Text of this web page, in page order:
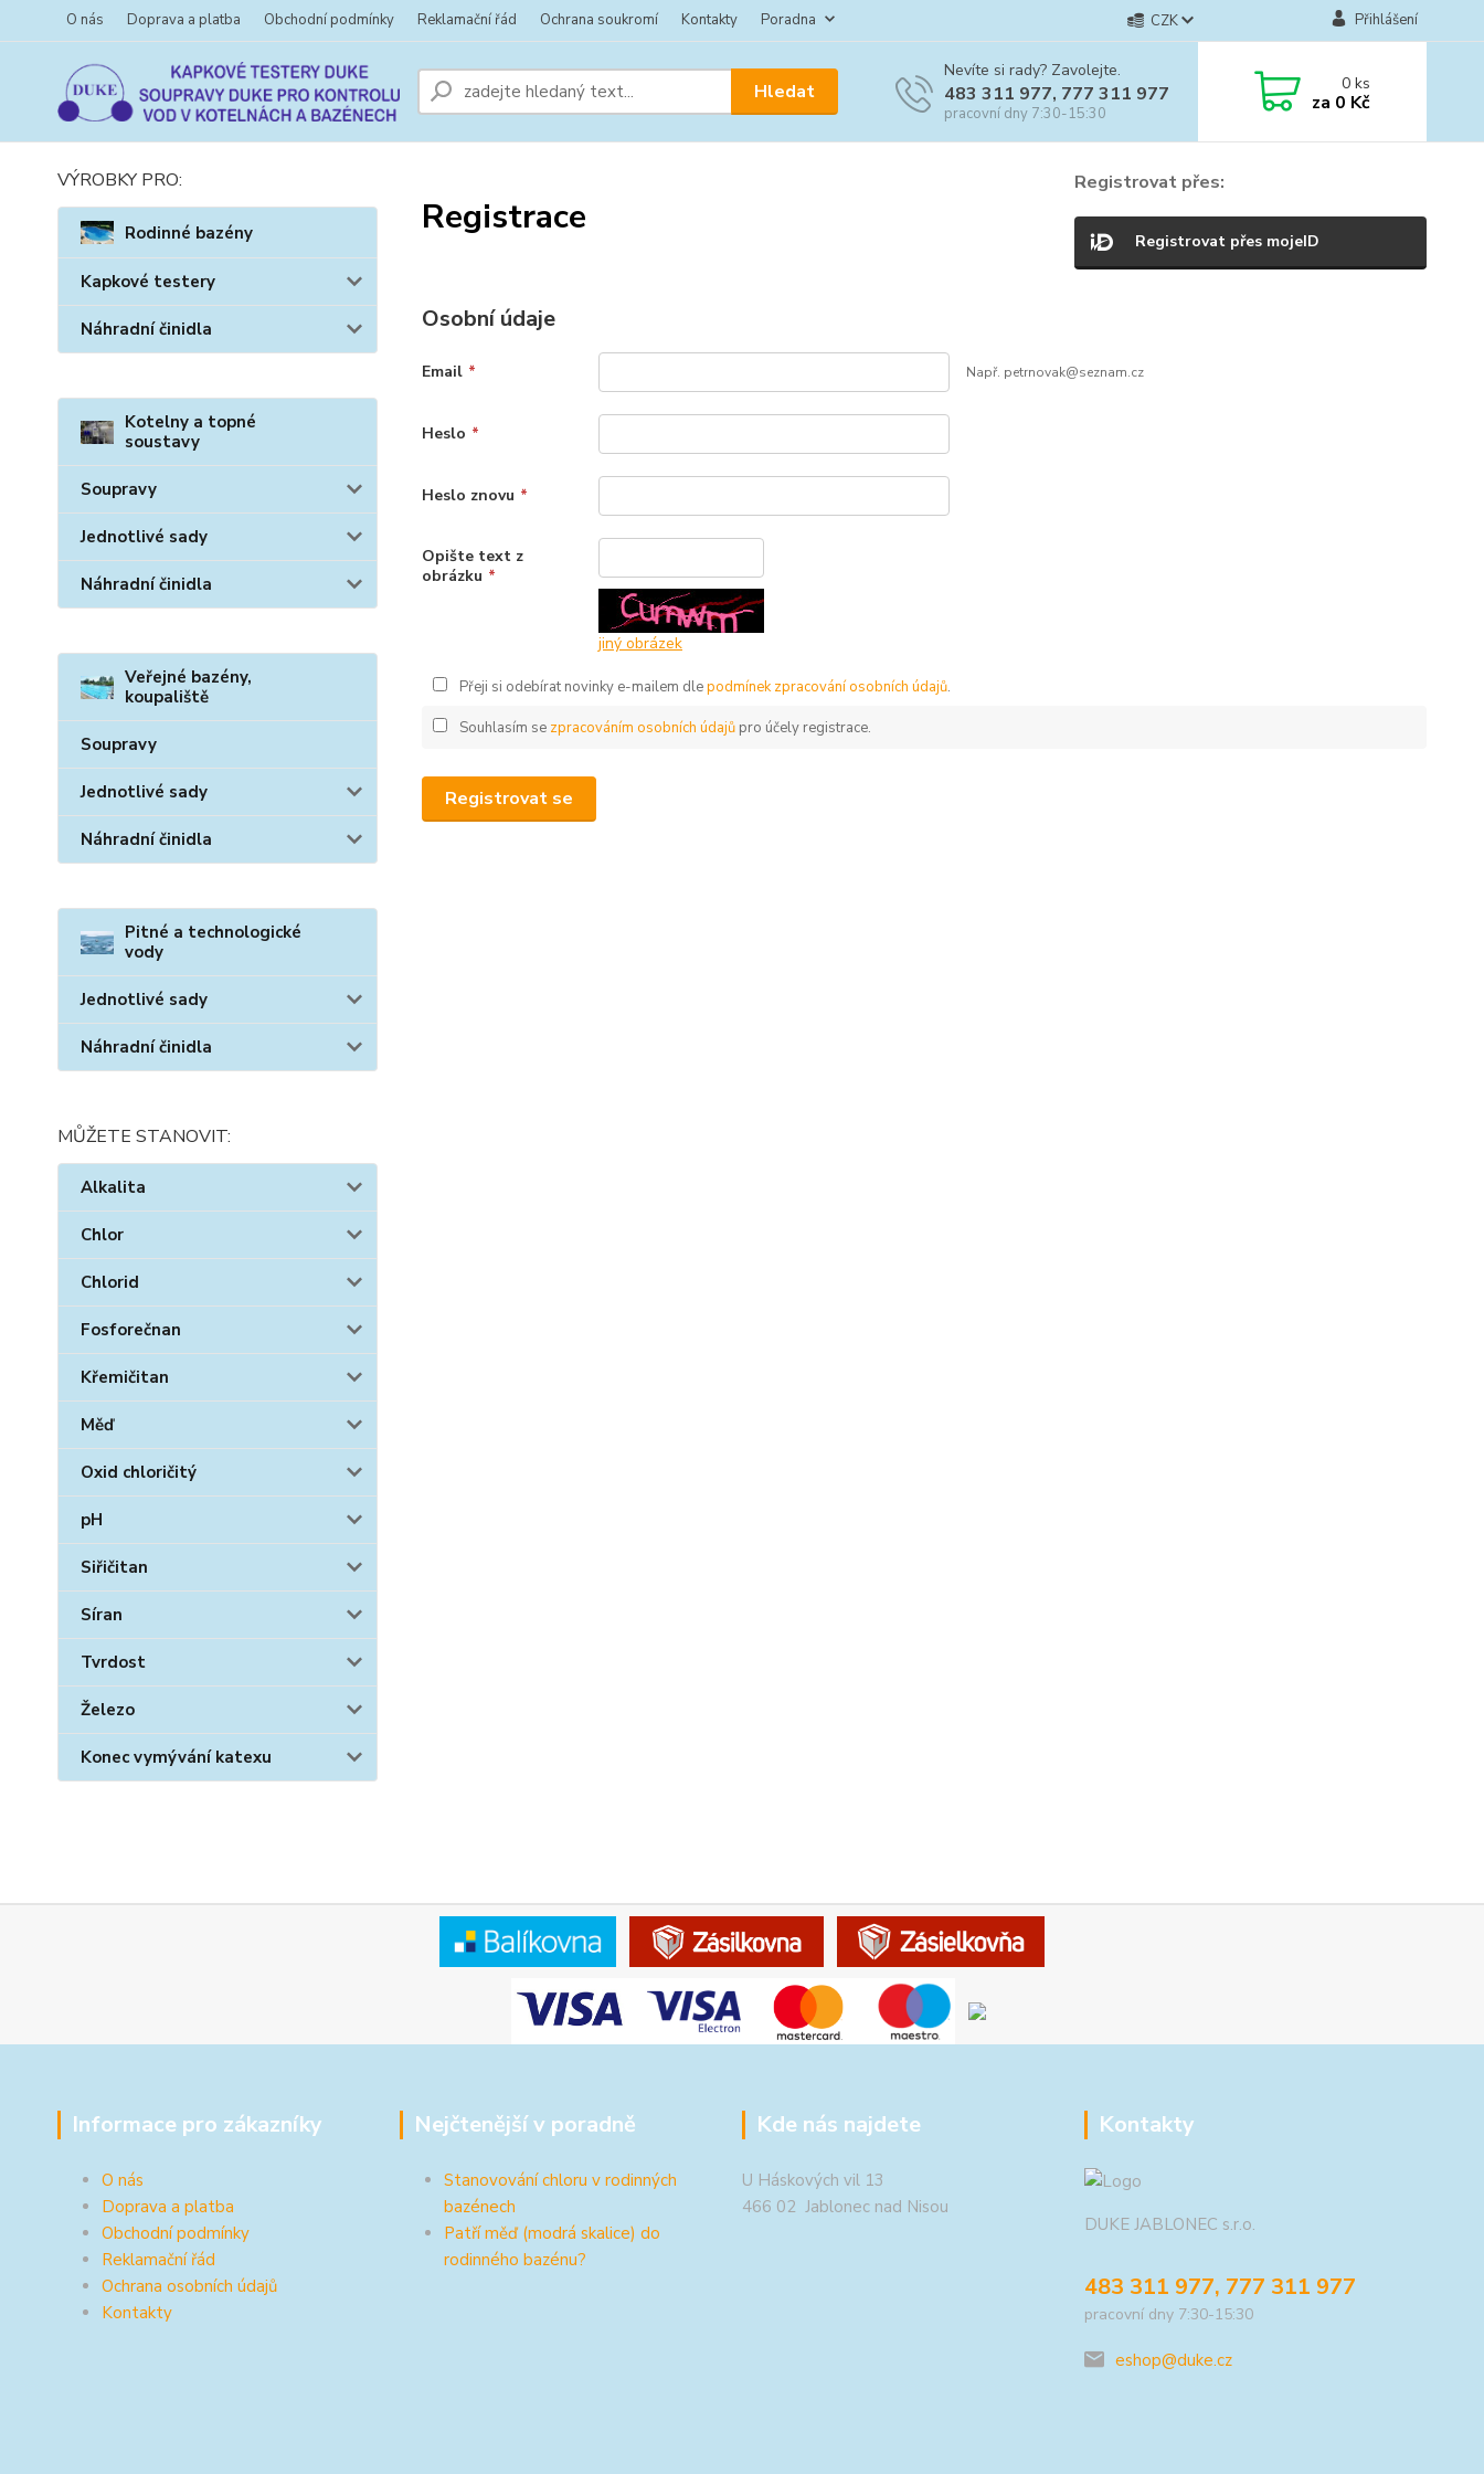
O nás Doprava a platba Obchodní podmínky Reklamační řád Ochrana soukromí Kontakty Poradna CZK Přihlášení
Hledat
Nevíte si rady? Zavolejte.
483 311 977, 777 311 977
pracovní dny 7:30-15:30
0ks
za 0 Kč
VÝROBKY PRO:
Rodinné bazény
Kapkové testery
Náhradní činidla
Kotelny a topné
soustavy
Soupravy
Jednotlivé sady
Náhradní činidla
Veřejné bazény,
koupaliště
Soupravy
Jednotlivé sady
Náhradní činidla
Pitné a technologické
vody
Jednotlivé sady
Náhradní činidla
MŮŽETE STANOVIT:
Alkalita
Chlor
Chlorid
Fosforečnan
Křemičitan
Měď
Oxid chloričitý
pH
Siřičitan
Síran
Tvrdost
Železo
Konec vymývání katexu
Registrace
Registrovat přes:
Registrovat přes mojeID
Osobní údaje
Email * Např. petrnovak@seznam.cz
Heslo *
Heslo znovu *
Opište text z
obrázku *
jiný obrázek
Přeji si odebírat novinky e-mailem dlepodmínek zpracování osobních údajů.
Souhlasím se zpracováním osobních údajůpro účely registrace.
Registrovat se
Informace pro zákazníky
O nás
Doprava a platba
Obchodní podmínky
Reklamační řád
Ochrana osobních údajů
Kontakty
Nejčtenější v poradně
Stanovování chloru v rodinných
bazénech
Patří měď (modrá skalice) do
rodinného bazénu?
Kde nás najdete
U Háskových vil 13
466 02 Jablonec nad Nisou
Kontakty
DUKE JABLONEC s.r.o.
483 311 977, 777 311 977
pracovní dny 7:30-15:30
eshop@duke.cz